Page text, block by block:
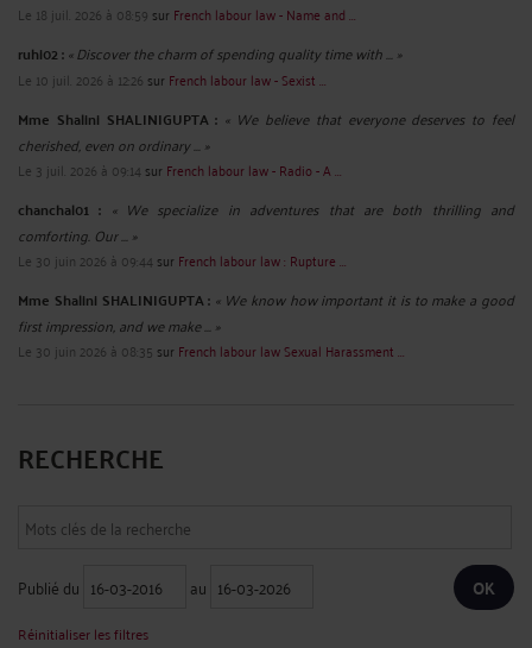
Le 18 juil. 2026 à 08:59 sur French labour law - Name and ...
ruhi02 :« Discover the charm of spending quality time with ... »
Le 10 juil. 2026 à 12:26 sur French labour law - Sexist ...
Mme Shalini SHALINIGUPTA : « We believe that everyone deserves to feel
cherished, even on ordinary ... »
Le 3 juil. 2026 à 09:14 sur French labour law - Radio - A ...
chanchal01 : « We specialize in adventures that are both thrilling and
comforting. Our ... »
Le 30 juin 2026 à 09:44 sur French labour law : Rupture ...
Mme Shalini SHALINIGUPTA : « We know how important it is to make a good
first impression, and we make ... »
Le 30 juin 2026 à 08:35 sur French labour law Sexual Harassment ...
RECHERCHE
Publié du au
Réinitialiser les filtres